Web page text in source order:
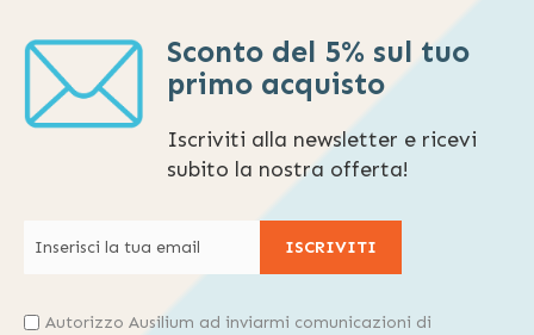
Sconto del 5% sul tuo
primo acquisto
Iscriviti alla newsletter e ricevi
subito la nostra offerta!
ISCRIVITI
Autorizzo Ausilium ad inviarmi comunicazioni di